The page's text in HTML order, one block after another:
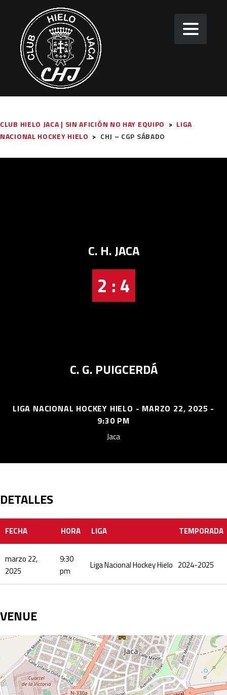
CLUB HIELO JACA | SIN AFICIÓN NO HAY EQUIPO > LIGA
NACIONAL HOCKEY HIELO > CHJ – CGP SÁBADO
C. H. JACA
2 : 4
C. G. PUIGCERDÁ
LIGA NACIONAL HOCKEY HIELO - MARZO 22, 2025 -
9:30 PM
Jaca
DETALLES
FECHA HORA LIGA TEMPORADA
marzo 22,
2025
9:30
pm
Liga Nacional Hockey Hielo 2024-2025
VENUE